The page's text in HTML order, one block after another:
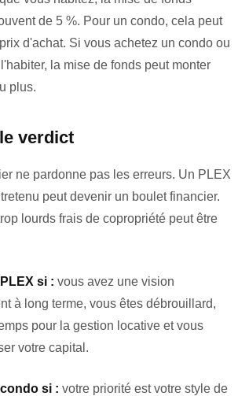
de 5 %. Pour un condo, cela peut
d'achat. Si vous achetez un condo ou
la mise de fonds peut monter
plus.
verdict
ne pardonne pas les erreurs. Un PLEX
peut devenir un boulet financier.
lourds frais de copropriété peut être
si : vous avez une vision
à long terme, vous êtes débrouillard,
pour la gestion locative et vous
votre capital.
si : votre priorité est votre style de